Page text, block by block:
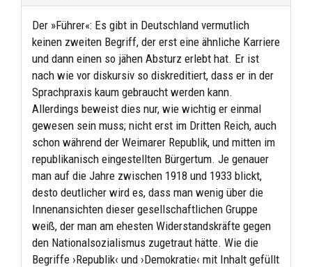
Der »Führer«: Es gibt in Deutschland vermutlich
keinen zweiten Begriff, der erst eine ähnliche Karriere
und dann einen so jähen Absturz erlebt hat. Er ist
nach wie vor diskursiv so diskreditiert, dass er in der
Sprachpraxis kaum gebraucht werden kann.
Allerdings beweist dies nur, wie wichtig er einmal
gewesen sein muss; nicht erst im Dritten Reich, auch
schon während der Weimarer Republik, und mitten im
republikanisch eingestellten Bürgertum. Je genauer
man auf die Jahre zwischen 1918 und 1933 blickt,
desto deutlicher wird es, dass man wenig über die
Innenansichten dieser gesellschaftlichen Gruppe
weiß, der man am ehesten Widerstandskräfte gegen
den Nationalsozialismus zugetraut hätte. Wie die
Begriffe ›Republik‹ und ›Demokratie‹ mit Inhalt gefüllt